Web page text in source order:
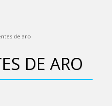
de aro
DE ARO